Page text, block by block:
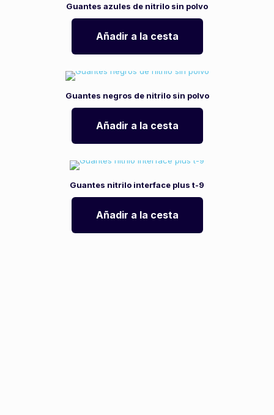
Guantes azules de nitrilo sin polvo
Añadir a la cesta
Guantes negros de nitrilo sin polvo
Añadir a la cesta
Guantes nitrilo interface plus t-9
Añadir a la cesta